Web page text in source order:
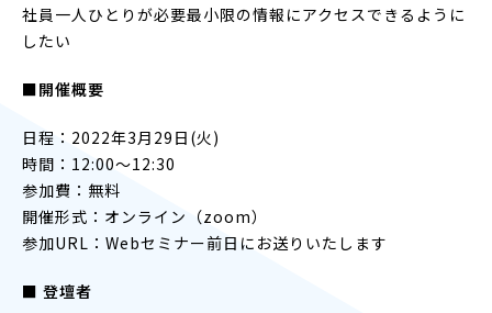
社員一人ひとりが必要最小限の情報にアクセスできるように
したい
■開催概要
日程：2022年3月29日(火)
時間：12:00〜12:30
参加費：無料
開催形式：オンライン（zoom）
参加URL：Webセミナー前日にお送りいたします
■ 登壇者